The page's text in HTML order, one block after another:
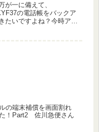
が一に備えて、
の電話帳をバックア
たいですよね？今時アナ
の端末補償を画面割れ
！Part2 佐川急便さん